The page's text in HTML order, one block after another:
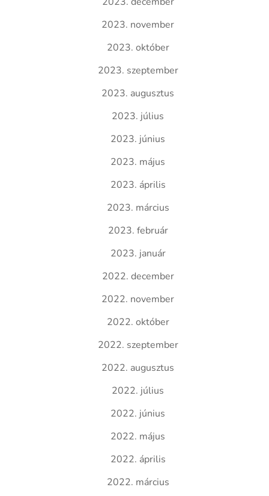
2023. november
2023. október
2023. szeptember
2023. augusztus
2023. július
2023. június
2023. május
2023. április
2023. március
2023. február
2023. január
2022. december
2022. november
2022. október
2022. szeptember
2022. augusztus
2022. július
2022. június
2022. május
2022. április
2022. március